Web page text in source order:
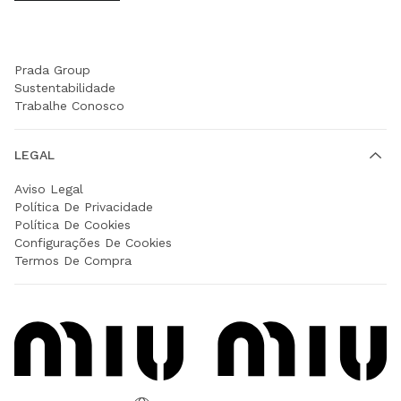
Prada Group
Sustentabilidade
Trabalhe Conosco
LEGAL
Aviso Legal
Política De Privacidade
Política De Cookies
Configurações De Cookies
Termos De Compra